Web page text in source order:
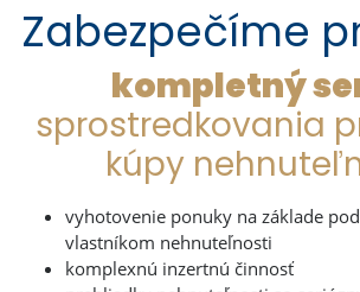
Zabezpečíme
kompletný
sprostredkovania
kúpy
vyhotovenie ponuky na základe
vlastníkom nehnuteľnosti
komplexnú inzertnú činnosť